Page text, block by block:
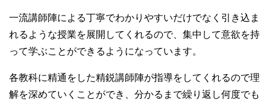
一流講師陣による丁寧でわかりやすいだけでなく引き込ま
れるような授業を展開してくれるので、集中して意欲を持
って学ぶことができるようになっています。
各教科に精通をした精鋭講師陣が指導をしてくれるので理
解を深めていくことができ、分かるまで繰り返し何度でも